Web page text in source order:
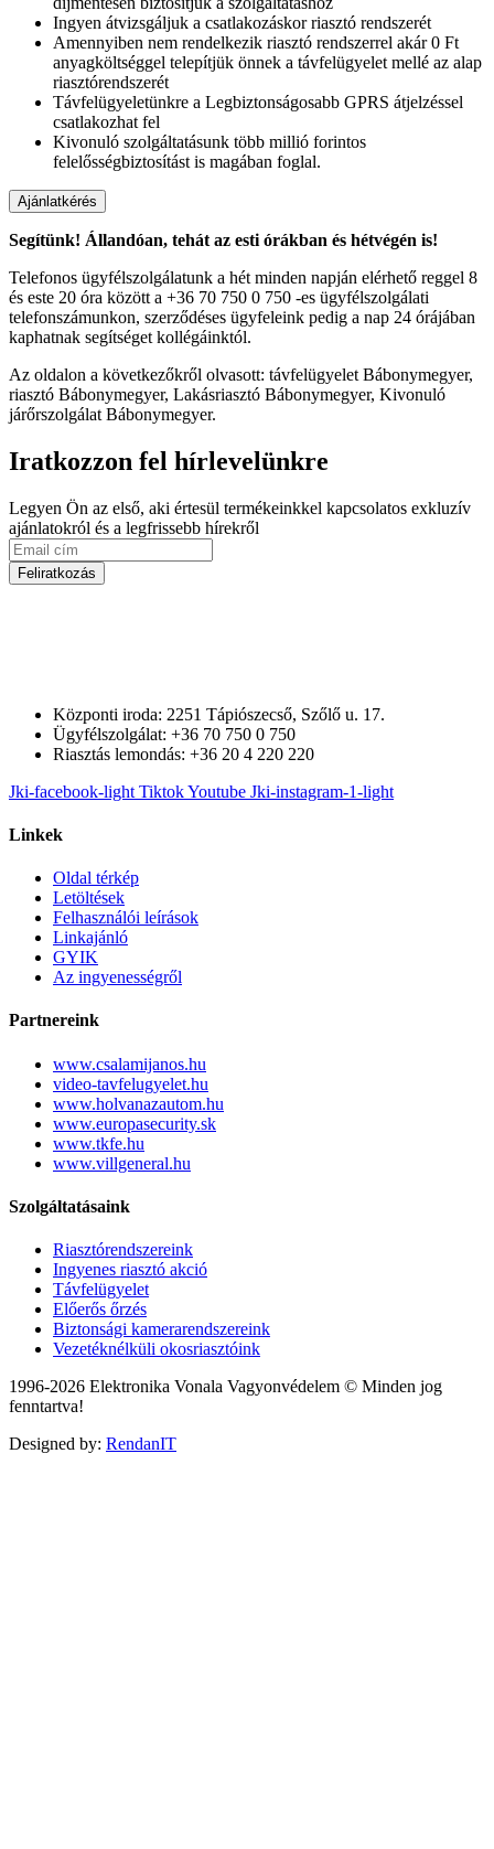
Ingyen átvizsgáljuk a csatlakozáskor riasztó rendszerét
Amennyiben nem rendelkezik riasztó rendszerrel akár 0 Ft
anyagköltséggel telepítjük önnek a távfelügyelet mellé az alap
riasztórendszerét
Távfelügyeletünkre a Legbiztonságosabb GPRS átjelzéssel
csatlakozhat fel
Kivonuló szolgáltatásunk több millió forintos
felelősségbiztosítást is magában foglal.
Segítünk! Állandóan, tehát az esti órákban és hétvégén is!
Telefonos ügyfélszolgálatunk a hét minden napján elérhető reggel 8
és este 20 óra között a +36 70 750 0 750 -es ügyfélszolgálati
telefonszámunkon, szerződéses ügyfeleink pedig a nap 24 órájában
kaphatnak segítséget kollégáinktól.
Az oldalon a következőkről olvasott: távfelügyelet Bábonymegyer,
riasztó Bábonymegyer, Lakásriasztó Bábonymegyer, Kivonuló
járőrszolgálat Bábonymegyer.
Iratkozzon fel hírlevelünkre
Legyen Ön az első, aki értesül termékeinkkel kapcsolatos exkluzív
ajánlatokról és a legfrissebb hírekről
Feliratkozás
Központi iroda: 2251 Tápiószecső, Szőlő u. 17.
Ügyfélszolgálat: +36 70 750 0 750
Riasztás lemondás: +36 20 4 220 220
Jki-facebook-light TiktokYoutube Jki-instagram-1-light
Linkek
Oldal térkép
Letöltések
Felhasználói leírások
Linkajánló
GYIK
Az ingyenességről
Partnereink
www.csalamijanos.hu
video-tavfelugyelet.hu
www.holvanazautom.hu
www.europasecurity.sk
www.tkfe.hu
www.villgeneral.hu
Szolgáltatásaink
Riasztórendszereink
Ingyenes riasztó akció
Távfelügyelet
Előerős őrzés
Biztonsági kamerarendszereink
Vezetéknélküli okosriasztóink
1996-2026 Elektronika Vonala Vagyonvédelem © Minden jog
fenntartva!
Designed by: RendanIT